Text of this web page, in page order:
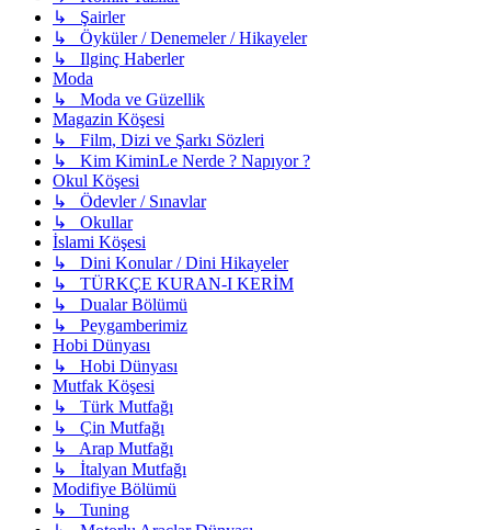
↳ Şairler
↳ Öyküler / Denemeler / Hikayeler
↳ Ilginç Haberler
Moda
↳ Moda ve Güzellik
Magazin Köşesi
↳ Film, Dizi ve Şarkı Sözleri
↳ Kim KiminLe Nerde ? Napıyor ?
Okul Köşesi
↳ Ödevler / Sınavlar
↳ Okullar
İslami Köşesi
↳ Dini Konular / Dini Hikayeler
↳ TÜRKÇE KURAN-I KERİM
↳ Dualar Bölümü
↳ Peygamberimiz
Hobi Dünyası
↳ Hobi Dünyası
Mutfak Köşesi
↳ Türk Mutfağı
↳ Çin Mutfağı
↳ Arap Mutfağı
↳ İtalyan Mutfağı
Modifiye Bölümü
↳ Tuning